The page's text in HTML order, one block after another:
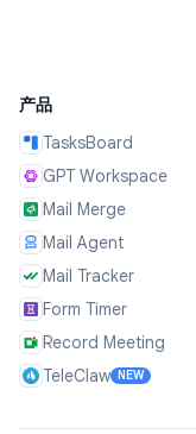
产品
TasksBoard
GPT Workspace
Mail Merge
Mail Agent
Mail Tracker
Form Timer
Record Meeting
TeleClaw
NEW